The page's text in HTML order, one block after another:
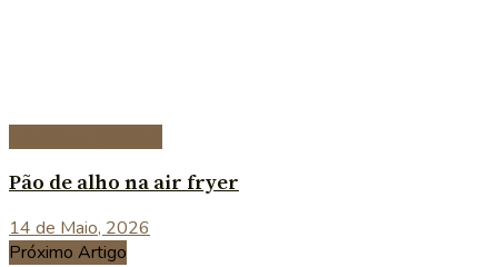
Pão de alho na air fryer
14 de Maio, 2026
Próximo Artigo